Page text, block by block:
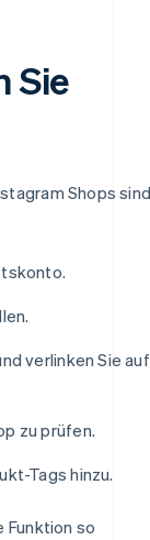
Sie
Shops sind
verlinken Sie auf
zu prüfen.
Tags hinzu.
Funktion so